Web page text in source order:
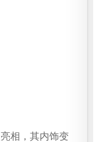
相，其内饰变